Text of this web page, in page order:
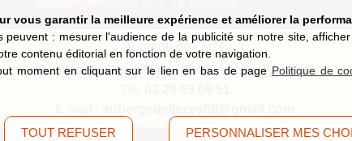
vous garantir la meilleure expérience et améliorer la
peuvent : mesurer l'audience de la publicité sur notre site,
contenu éditorial en fonction de votre navigation.
moment en cliquant sur le lien en bas de page Politique de
TOUT REFUSER PERSONNALISER MES
9, route de Saucefaing, 88400 Liézey(Vosges)